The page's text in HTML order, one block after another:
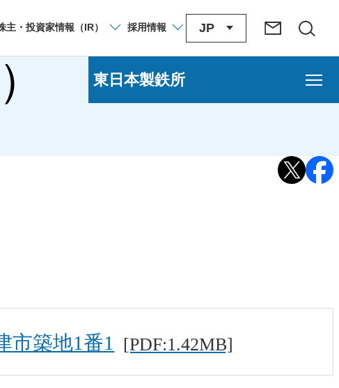
主・投資家情報 （IR） 採用情報 JP
市築地1番1 [PDF:1.42MB]
東日本製鉄所